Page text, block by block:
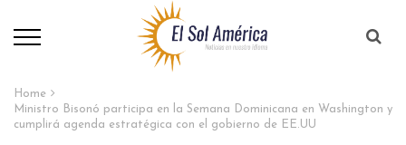
Home
Ministro Bisonó participa en la Semana Dominicana en Washington y
cumplirá agenda estratégica con el gobierno de EE.UU